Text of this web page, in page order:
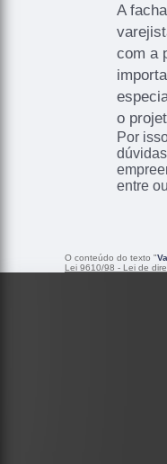
A
com a
o
Por
entre
O conteúdo do texto "
Lei 9610/98 - Lei de